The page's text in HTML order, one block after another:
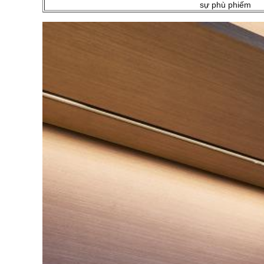
sự phù phiếm